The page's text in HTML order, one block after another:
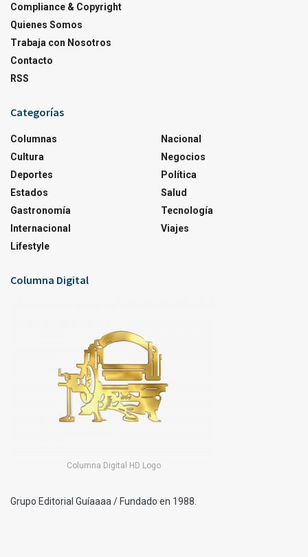
Compliance & Copyright
Quienes Somos
Trabaja con Nosotros
Contacto
RSS
Categorías
Columnas
Cultura
Deportes
Estados
Gastronomía
Internacional
Lifestyle
Nacional
Negocios
Política
Salud
Tecnología
Viajes
Columna Digital
Columna Digital HD Logo
Grupo Editorial Guíaaaa / Fundado en 1988.